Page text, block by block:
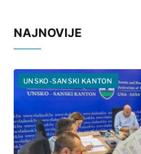
NAJNOVIJE
UNSKO-SANSKI KANTON